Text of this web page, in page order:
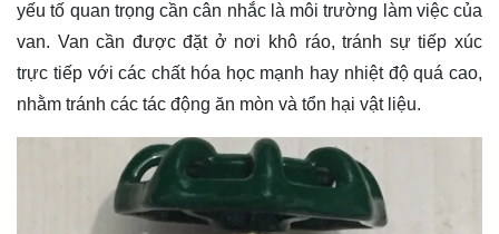
yếu tố quan trọng cần cân nhắc là môi trường làm việc của
van. Van cần được đặt ở nơi khô ráo, tránh sự tiếp xúc
trực tiếp với các chất hóa học mạnh hay nhiệt độ quá cao,
nhằm tránh các tác động ăn mòn và tổn hại vật liệu.